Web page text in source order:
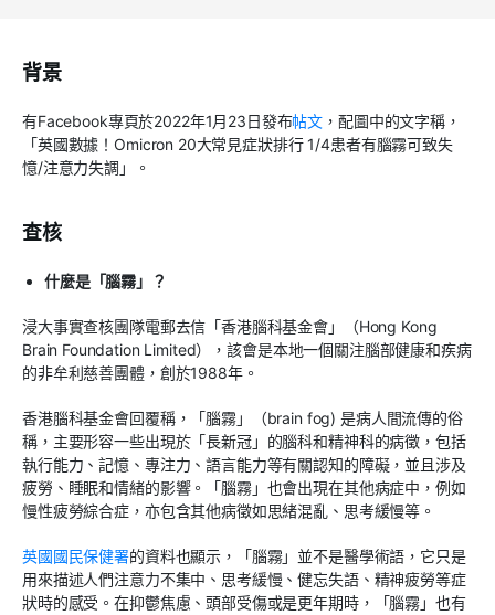
背景
有Facebook專頁於2022年1月23日發布帖文 ，配圖中的文字稱，
「英國數據！Omicron 20大常見症狀排行1/4患者有腦霧可致失
憶/注意力失調」。
查核
什麼是「腦霧」？
浸大事實查核團隊電郵去信「香港腦科基金會」（Hong Kong
Brain Foundation Limited），該會是本地一個關注腦部健康和疾病
的非牟利慈善團體，創於1988年。
香港腦科基金會回覆稱，「腦霧」（brain fog) 是病人間流傳的俗
稱，主要形容一些出現於「長新冠」的腦科和精神科的病徵，包括
執行能力、記憶、專注力、語言能力等有關認知的障礙，並且涉及
疲勞、睡眠和情緒的影響。「腦霧」也會出現在其他病症中，例如
慢性疲勞綜合症，亦包含其他病徵如思緒混亂、思考緩慢等。
英國國民保健署的資料也顯示，「腦霧」並不是醫學術語，它只是
用來描述人們注意力不集中、思考緩慢、健忘失語、精神疲勞等症
狀時的感受。在抑鬱焦慮、頭部受傷或是更年期時，「腦霧」也有